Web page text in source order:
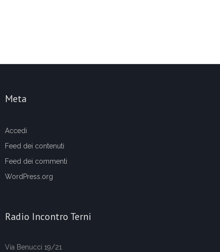
Meta
Accedi
Feed dei contenuti
Feed dei commenti
WordPress.org
Radio Incontro Terni
Via Benucci 19/21